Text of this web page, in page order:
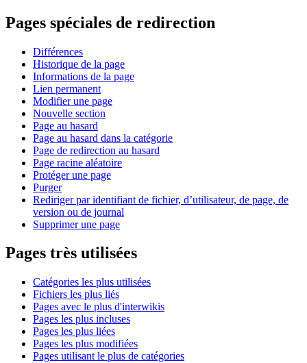
Pages spéciales de redirection
Différences
Historique de la page
Informations de la page
Lien permanent
Modifier une page
Nouvelle section
Page au hasard
Page au hasard dans la catégorie
Page de redirection au hasard
Page racine aléatoire
Protéger une page
Purger
Rediriger par identifiant de fichier, d’utilisateur, de page, de
version ou de journal
Supprimer une page
Pages très utilisées
Catégories les plus utilisées
Fichiers les plus liés
Pages avec le plus d'interwikis
Pages les plus incluses
Pages les plus liées
Pages les plus modifiées
Pages utilisant le plus de catégories